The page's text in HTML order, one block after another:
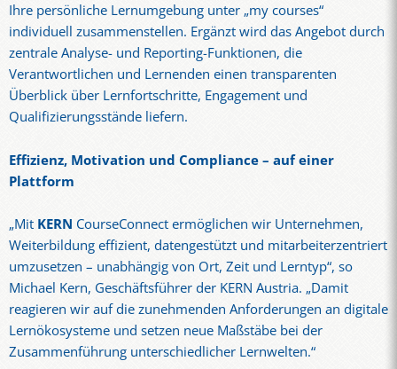
Ihre persönliche Lernumgebung unter „my courses“
individuell zusammenstellen. Ergänzt wird das Angebot durch
zentrale Analyse- und Reporting-Funktionen, die
Verantwortlichen und Lernenden einen transparenten
Überblick über Lernfortschritte, Engagement und
Qualifizierungsstände liefern.
Effizienz, Motivation und Compliance – auf einer
Plattform
„Mit KERN CourseConnect ermöglichen wir Unternehmen,
Weiterbildung effizient, datengestützt und mitarbeiterzentriert
umzusetzen – unabhängig von Ort, Zeit und Lerntyp“, so
Michael Kern, Geschäftsführer der KERN Austria. „Damit
reagieren wir auf die zunehmenden Anforderungen an digitale
Lernökosysteme und setzen neue Maßstäbe bei der
Zusammenführung unterschiedlicher Lernwelten.“